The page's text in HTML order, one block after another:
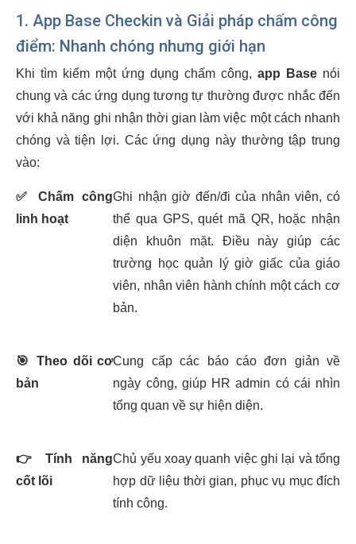
1. App Base Checkin và Giải pháp chấm công
điểm: Nhanh chóng nhưng giới hạn
Khi tìm kiếm một ứng dụng chấm công, app Base nói
chung và các ứng dụng tương tự thường được nhắc đến
với khả năng ghi nhận thời gian làm việc một cách nhanh
chóng và tiện lợi. Các ứng dụng này thường tập trung
vào:
✅
Chấm công
linh hoạt
Ghi nhận giờ đến/đi của nhân viên, có
thể qua GPS, quét mã QR, hoặc nhận
diện khuôn mặt. Điều này giúp các
trường học quản lý giờ giấc của giáo
viên, nhân viên hành chính một cách cơ
bản.
🎯
Theo dõi cơ
bản
Cung cấp các báo cáo đơn giản về
ngày công, giúp HR admin có cái nhìn
tổng quan về sự hiện diện.
👉
Tính năng
cốt lõi
Chủ yếu xoay quanh việc ghi lại và tổng
hợp dữ liệu thời gian, phục vụ mục đích
tính công.